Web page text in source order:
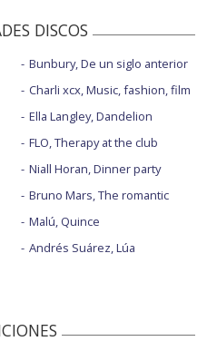
DISCOS
Bunbury, De un siglo anterior
Charli xcx, Music, fashion, film
Ella Langley, Dandelion
FLO, Therapy at the club
Niall Horan, Dinner party
Bruno Mars, The romantic
Malú, Quince
Andrés Suárez, Lúa